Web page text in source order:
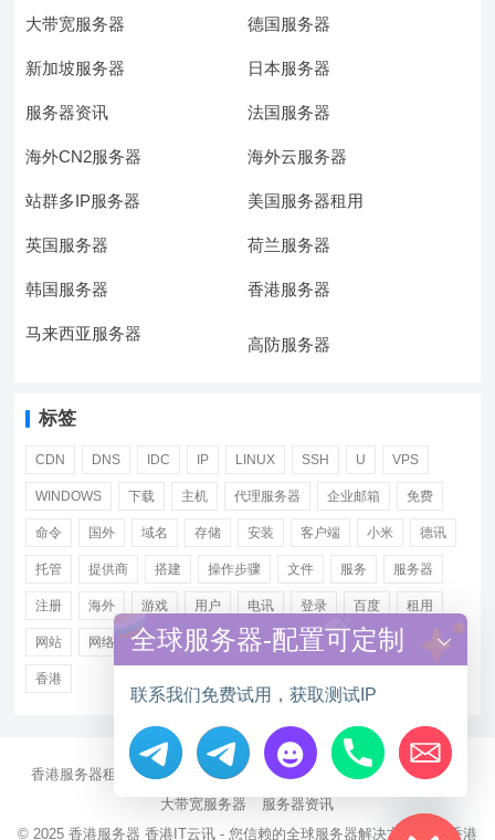
大带宽服务器 德国服务器
新加坡服务器 日本服务器
服务器资讯 法国服务器
海外CN2服务器 海外云服务器
站群多IP服务器 美国服务器租用
英国服务器 荷兰服务器
韩国服务器 香港服务器
马来西亚服务器
高防服务器
标签
CDN DNS IDC IP LINUX SSH U VPS
WINDOWS 下载 主机 代理服务器 企业邮箱 免费
命令 国外 域名 存储 安装 客户端 小米 德讯
托管 提供商 搭建 操作步骤 文件 服务 服务器
注册 海外 游戏 用户 电讯 登录 百度 租用
网站 网络 腾讯 虚拟主机 证书 配置 阿里
香港
香港服务器租用 海外CN2服务器 站群多IP服务器
海外云服务器
大带宽服务器
服务器资讯
© 2025 香港服务器 香港IT云讯 - 您信赖的全球服务器解决方案伙伴 香港
Hide chaty
全球服务器-配置可定制
联系我们免费试用，获取测试IP